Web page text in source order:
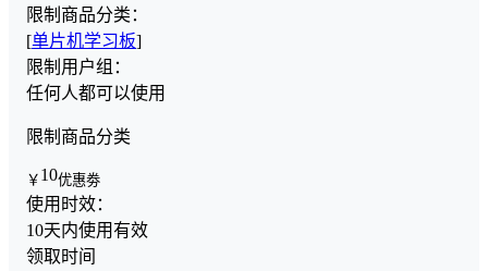
限制商品分类：
[单片机学习板]
限制用户组：
任何人都可以使用
限制商品分类
￥ 10优惠劵
使用时效：
10天内使用有效
领取时间